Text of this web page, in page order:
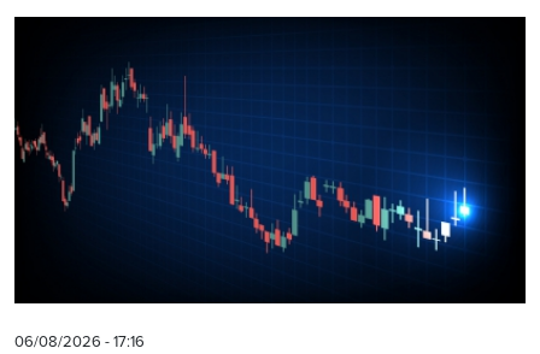
06/08/2026 - 17:16